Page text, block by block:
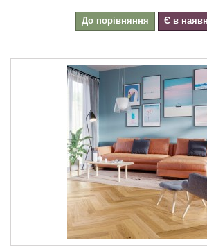
До порівняння Є в